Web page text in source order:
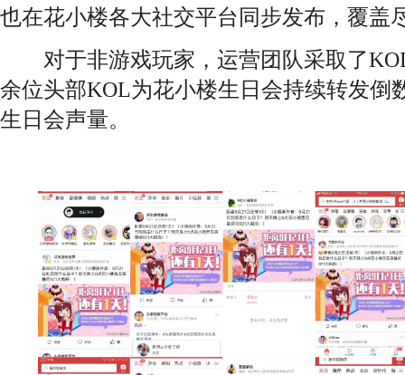
也在花小楼各大社交平台同步发布，覆盖
对于非游戏玩家，运营团队采取了
余位头部KOL为花小楼生日会持续转发倒
生日会声量。